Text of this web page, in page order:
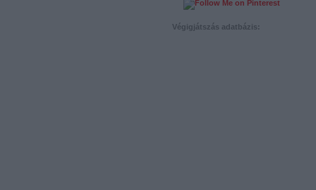
Végigjátszás adatbázis: